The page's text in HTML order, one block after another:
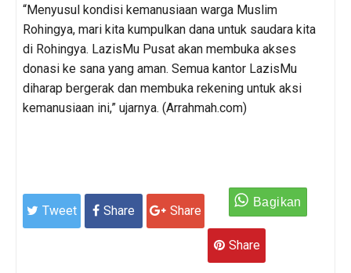
“Menyusul kondisi kemanusiaan warga Muslim
Rohingya, mari kita kumpulkan dana untuk saudara kita
di Rohingya. LazisMu Pusat akan membuka akses
donasi ke sana yang aman. Semua kantor LazisMu
diharap bergerak dan membuka rekening untuk aksi
kemanusiaan ini,” ujarnya. (Arrahmah.com)
Tweet Share Share
Share